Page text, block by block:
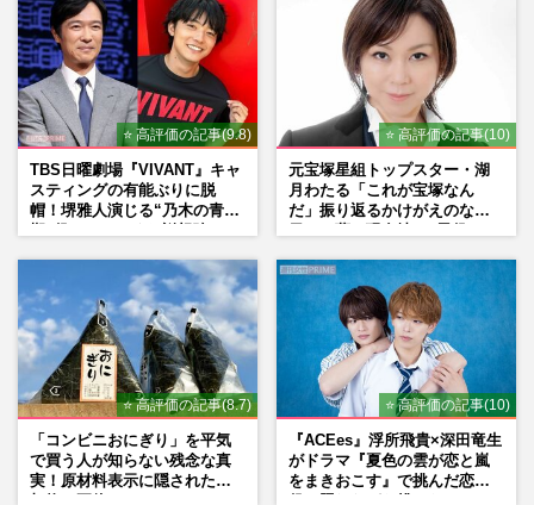
⭐ 高評価の記事(9.8)
TBS日曜劇場『VIVANT』キャ
スティングの有能ぶりに脱
帽！堺雅人演じる“乃木の青年
マン長男・櫻井海音だった
⭐ 高評価の記事(10)
元宝塚星組トップスター・湖
月わたる「これが宝塚なん
だ」振り返るかけがえのない
⭐ 高評価の記事(8.7)
「コンビニおにぎり」を平気
で買う人が知らない残念な真
実！原材料表示に隠された添
⭐ 高評価の記事(10)
『ACEes』浮所飛貴×深田竜生
がドラマ『夏色の雲が恋と嵐
をまきおこす』で挑んだ恋人